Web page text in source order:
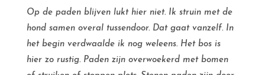
Op de paden blijven lukt hier niet. Ik struin met de
hond samen overal tussendoor. Dat gaat vanzelf. In
het begin verdwaalde ik nog weleens. Het bos is
hier zo rustig. Paden zijn overwoekerd met bomen